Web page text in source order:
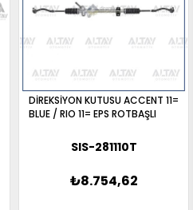
DİREKSİYON KUTUSU ACCENT 11=
BLUE / RIO 11= EPS ROTBAŞLI
SIS-281110T
₺8.754,62